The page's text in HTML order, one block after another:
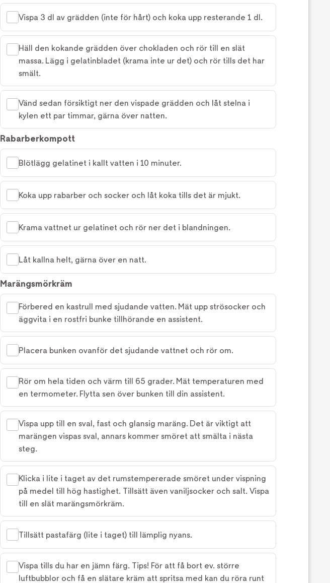
Vispa 3 dl av grädden (inte för hårt) och koka upp resterande 1 dl.
Häll den kokande grädden över chokladen och rör till en slät
massa. Lägg i gelatinbladet (krama inte ur det) och rör tills det har
smält.
Vänd sedan försiktigt ner den vispade grädden och låt stelna i
kylen ett par timmar, gärna över natten.
Rabarberkompott
Blötlägg gelatinet i kallt vatten i 10 minuter.
Koka upp rabarber och socker och låt koka tills det är mjukt.
Krama vattnet ur gelatinet och rör ner det i blandningen.
Låt kallna helt, gärna över en natt.
Marängsmörkräm
Förbered en kastrull med sjudande vatten. Mät upp strösocker och
äggvita i en rostfri bunke tillhörande en assistent.
Placera bunken ovanför det sjudande vattnet och rör om.
Rör om hela tiden och värm till 65 grader. Mät temperaturen med
en termometer. Flytta sen över bunken till din assistent.
Vispa upp till en sval, fast och glansig maräng. Det är viktigt att
marängen vispas sval, annars kommer smöret att smälta i nästa
steg.
Klicka i lite i taget av det rumstempererade smöret under vispning
på medel till hög hastighet. Tillsätt även vaniljsocker och salt. Vispa
till en slät marängsmörkräm.
Tillsätt pastafärg (lite i taget) till lämplig nyans.
Vispa tills du har en jämn färg. Tips! För att få bort ev. större
luftbubblor och få en slätare kräm att spritsa med kan du röra runt